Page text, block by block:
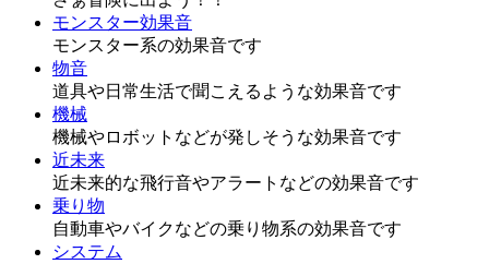
モンスター効果音
モンスター系の効果音です
物音
道具や日常生活で聞こえるような効果音です
機械
機械やロボットなどが発しそうな効果音です
近未来
近未来的な飛行音やアラートなどの効果音です
乗り物
自動車やバイクなどの乗り物系の効果音です
システム